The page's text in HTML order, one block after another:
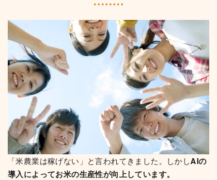
「米農業は稼げない」と言われてきました。しかしAIの
導入によってお米の生産性が向上しています。